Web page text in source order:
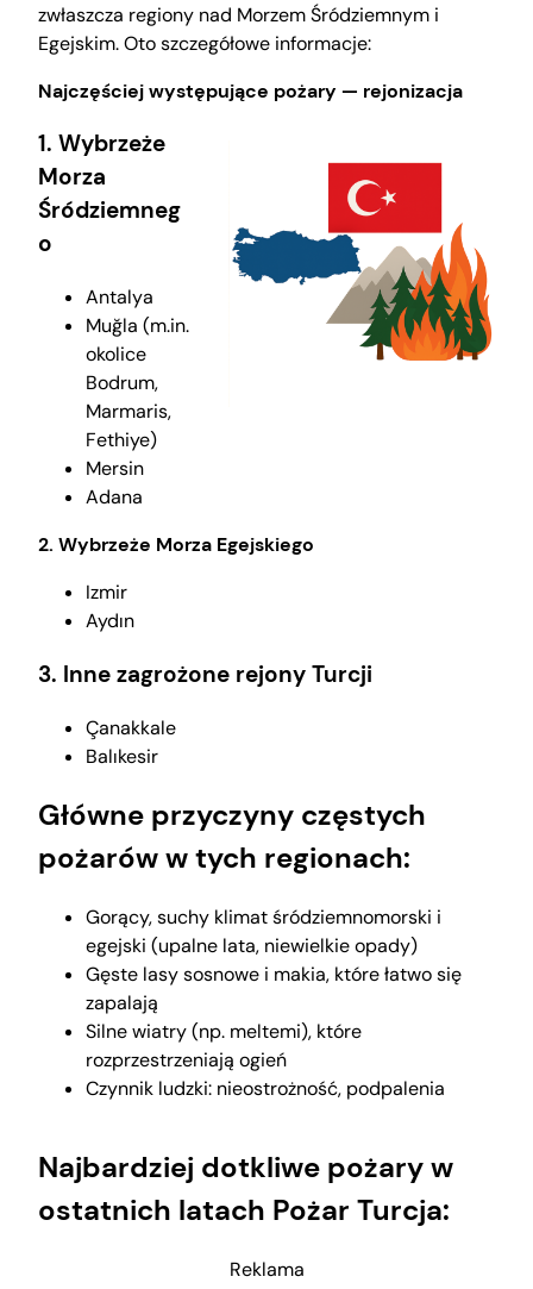
zwłaszcza regiony nad Morzem Śródziemnym i
Egejskim. Oto szczegółowe informacje:
Najczęściej występujące pożary — rejonizacja
1. Wybrzeże
Morza
Śródziemneg
o
Antalya
Muğla (m.in.
okolice
Bodrum,
Marmaris,
Fethiye)
Mersin
Adana
2. Wybrzeże Morza Egejskiego
Izmir
Aydın
3. Inne zagrożone rejony Turcji
Çanakkale
Balıkesir
Główne przyczyny częstych
pożarów w tych regionach:
Gorący, suchy klimat śródziemnomorski i
egejski (upalne lata, niewielkie opady)
Gęste lasy sosnowe i makia, które łatwo się
zapalają
Silne wiatry (np. meltemi), które
rozprzestrzeniają ogień
Czynnik ludzki: nieostrożność, podpalenia
Najbardziej dotkliwe pożary w
ostatnich latach Pożar Turcja:
Reklama